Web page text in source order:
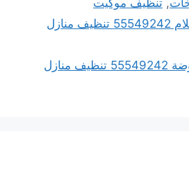
تنظيف شقق السلام 55549242 تنظيف منازل
تنظيف شقق الروضة 55549242 تنظيف منازل